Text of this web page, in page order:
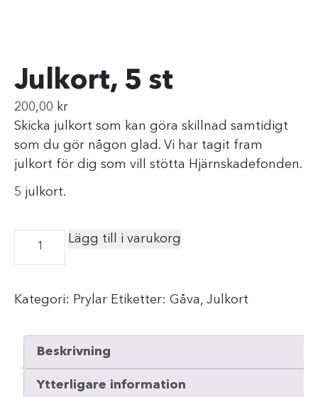
Julkort, 5 st
200,00 kr
Skicka julkort som kan göra skillnad samtidigt
som du gör någon glad. Vi har tagit fram
julkort för dig som vill stötta Hjärnskadefonden.
5 julkort.
Lägg till i varukorg
Kategori: Prylar Etiketter: Gåva , Julkort
Beskrivning
Ytterligare information